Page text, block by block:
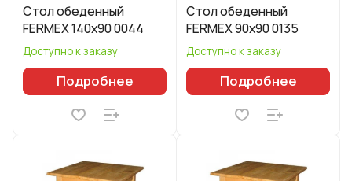
Стол обеденный
FERMEX 140x90 0044
Доступно к заказу
Подробнее
Стол обеденный
FERMEX 90x90 0135
Доступно к заказу
Подробнее